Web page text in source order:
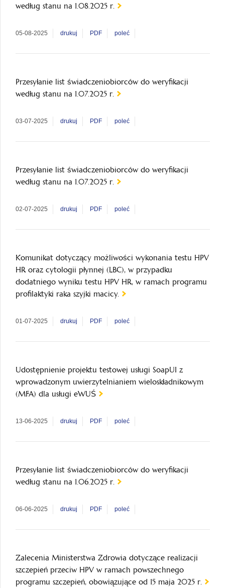
według stanu na 1.08.2025 r.
05-08-2025 drukuj PDF poleć
Przesyłanie list świadczeniobiorców do weryfikacji
według stanu na 1.07.2025 r.
03-07-2025 drukuj PDF poleć
Przesyłanie list świadczeniobiorców do weryfikacji
według stanu na 1.07.2025 r.
02-07-2025 drukuj PDF poleć
Komunikat dotyczący możliwości wykonania testu HPV
HR oraz cytologii płynnej (LBC), w przypadku
dodatniego wyniku testu HPV HR, w ramach programu
profilaktyki raka szyjki macicy.
01-07-2025 drukuj PDF poleć
Udostępnienie projektu testowej usługi SoapUI z
wprowadzonym uwierzytelnianiem wieloskładnikowym
(MFA) dla usługi eWUŚ
13-06-2025 drukuj PDF poleć
Przesyłanie list świadczeniobiorców do weryfikacji
według stanu na 1.06.2025 r.
06-06-2025 drukuj PDF poleć
Zalecenia Ministerstwa Zdrowia dotyczące realizacji
szczepień przeciw HPV w ramach powszechnego
programu szczepień, obowiązujące od 15 maja 2025 r.